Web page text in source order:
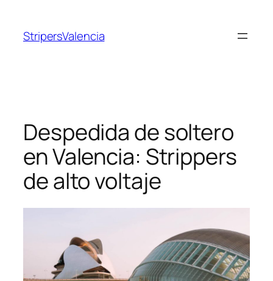
contenido
StripersValencia
Despedida de soltero
en Valencia: Strippers
de alto voltaje